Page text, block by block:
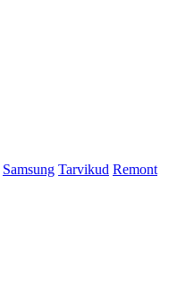
Samsung Tarvikud Remont